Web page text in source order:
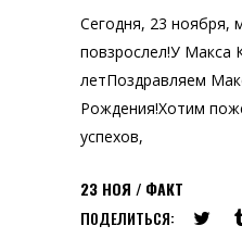
Сегодня, 23 ноября,
повзрослел!У
летПоздравляем
Рождения!Хотим
успехов,
23 НОЯ
ФАКТ
ПОДЕЛИТЬСЯ: